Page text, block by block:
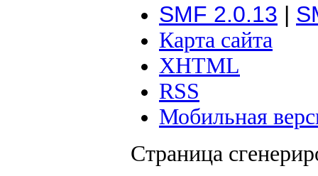
SMF 2.0.13 |
Карта сайта
XHTML
RSS
Мобильная
Страница